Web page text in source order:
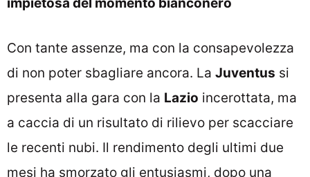
impietosa del momento bianconero
Con tante assenze, ma con la consapevolezza
di non poter sbagliare ancora. La Juventus si
presenta alla gara con la Lazio incerottata, ma
a caccia di un risultato di rilievo per scacciare
le recenti nubi. Il rendimento degli ultimi due
mesi ha smorzato gli entusiasmi, dopo una